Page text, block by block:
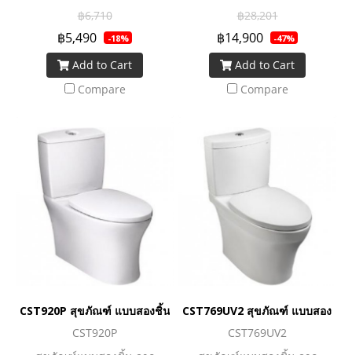
ใช้งานของทุกคนในครอบครัว
฿6,710
฿5,490 -18%
Add to Cart
Compare
ชำระล้างที่ทรงพลัง ทำความ
สะอาดหมดจด ทั้งยังประหยัดน้ำ
ยิ่งขึ้นด้วยเทคโนโลยี Water
Saving ช่วยเพิ่มประสิทธิภาพ
การชำระล้าง แต่ใช้ปริมาณน้ำ
ง่ายด้วยเทคโนโลยีการเคลือบ
สาร Cefiontect ที่พื้นผิวสุข
สุขภัณฑ์ จึงช่วยลดการเกาะติด
ของคราบสกปรกและเชื้อโรค
ถือได้ว่าเป็นอีกหนึ่งตัวเลือกดี ๆ
ของนวัตกรรมโถสุขภัณฑ์ที่มอบ
ความคุ้มค่าและตอบโจทย์การ
ใช้งานอย่างแท้จริง
฿28,201
฿14,900 -47%
Add to Cart
Compare
CST920P สุขภัณฑ์ แบบสองชิ้น 3/4.5 ลิตร
CST920P
CST769UV2 สุขภัณฑ์ แบบสองชิ้น
CST769UV2